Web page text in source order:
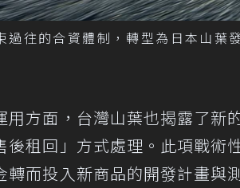
過往的合資體制，轉型為日本山葉
用方面，台灣山葉也揭露了新
後租回」方式處理。此項戰術
轉而投入新商品的開發計畫與